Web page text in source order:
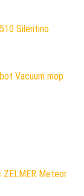
Silentino
Vacuum mop
ZELMER Meteor